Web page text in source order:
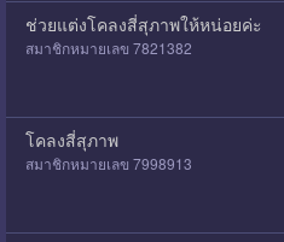
ช่วยแต่งโคลงสี่สุภาพให้หน่อยค่ะ
สมาชิกหมายเลข 7821382
โคลงสี่สุภาพ
สมาชิกหมายเลข 7998913